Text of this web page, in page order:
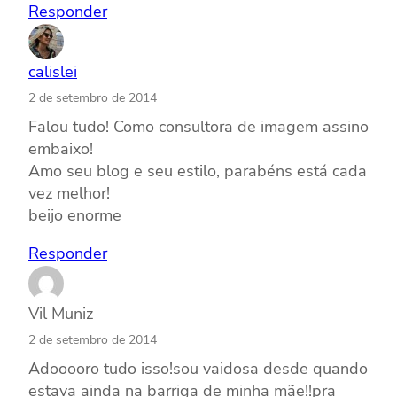
Responder
calislei
2 de setembro de 2014
Falou tudo! Como consultora de imagem assino
embaixo!
Amo seu blog e seu estilo, parabéns está cada
vez melhor!
beijo enorme
Responder
Vil Muniz
2 de setembro de 2014
Adooooro tudo isso!sou vaidosa desde quando
estava ainda na barriga de minha mãe!!pra